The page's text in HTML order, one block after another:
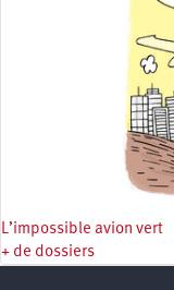
L’impossible avion vert
+ de dossiers